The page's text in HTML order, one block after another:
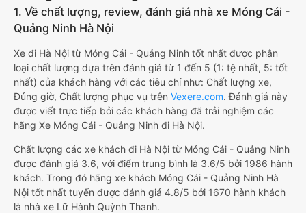
1. Về chất lượng, review, đánh giá nhà xe Móng Cái -
Quảng Ninh Hà Nội
Xe đi Hà Nội từ Móng Cái - Quảng Ninh tốt nhất được phân
loại chất lượng dựa trên đánh giá từ 1 đến 5 (1: tệ nhất, 5: tốt
nhất) của khách hàng với các tiêu chí như: Chất lượng xe,
Đúng giờ, Chất lượng phục vụ trên Vexere.com. Đánh giá này
được viết trực tiếp bởi các khách hàng đã trải nghiệm các
hãng Xe Móng Cái - Quảng Ninh đi Hà Nội.
Chất lượng các xe khách đi Hà Nội từ Móng Cái - Quảng Ninh
được đánh giá 3.6, với điểm trung bình là 3.6/5 bởi 1986 hành
khách. Trong đó hãng xe khách Móng Cái - Quảng Ninh Hà
Nội tốt nhất tuyến được đánh giá 4.8/5 bởi 1670 hành khách
là nhà xe Lữ Hành Quỳnh Thanh.